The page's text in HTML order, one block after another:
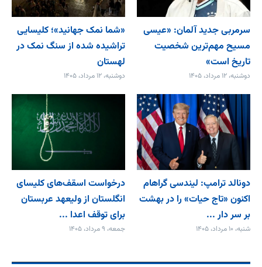
سرمربی جدید آلمان: «عیسی
مسیح مهم‌ترین شخصیت
تاریخ است»
دوشنبه، ۱۲ مرداد، ۱۴۰۵
«شما نمک جهانید»؛ کلیسایی
تراشیده شده از سنگ نمک در
لهستان
دوشنبه، ۱۲ مرداد، ۱۴۰۵
دونالد ترامپ: لیندسی گراهام
اکنون «تاج حیات» را در بهشت
بر سر دار ...
شنبه، ۱۰ مرداد، ۱۴۰۵
درخواست اسقف‌های کلیسای
انگلستان از ولیعهد عربستان
برای توقف اعدا ...
جمعه، ۹ مرداد، ۱۴۰۵